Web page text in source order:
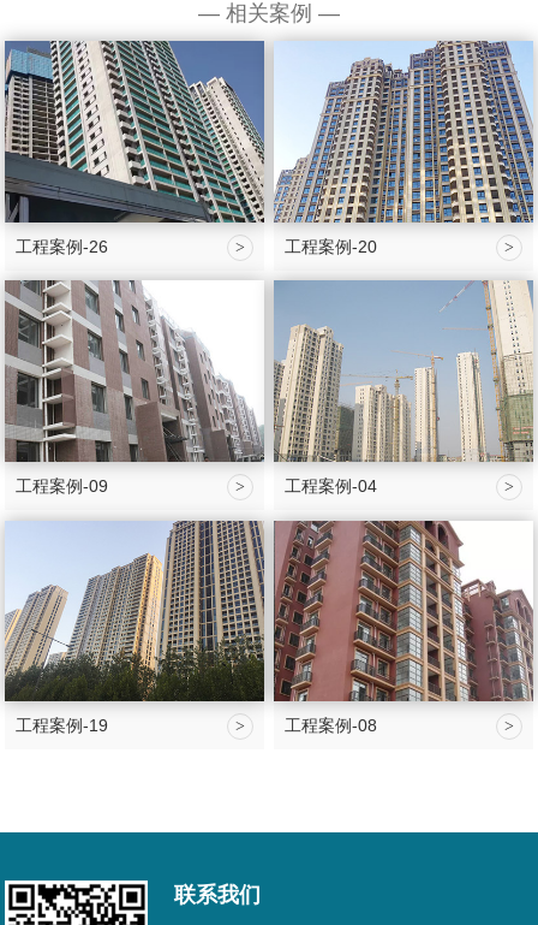
— 相关案例 —
工程案例-26 > 工程案例-20 >
工程案例-09 > 工程案例-04 >
工程案例-19 > 工程案例-08 >
联系我们